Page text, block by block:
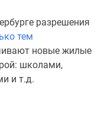
разрешения
тем
новые жилые
школами,
и т.д.